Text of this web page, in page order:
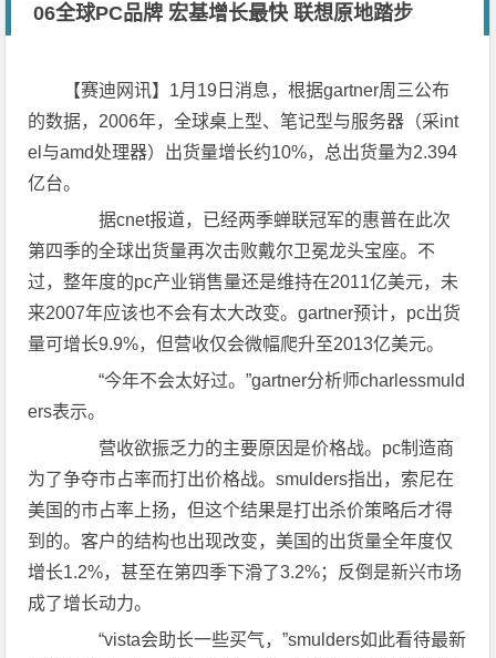
06全球PC品牌 宏基增长最快 联想原地踏步
【赛迪网讯】1月19日消息，根据gartner周三公布
的数据，2006年，全球桌上型、笔记型与服务器（采int
el与amd处理器）出货量增长约10%，总出货量为2.394
亿台。
据cnet报道，已经两季蝉联冠军的惠普在此次
第四季的全球出货量再次击败戴尔卫冕龙头宝座。不
过，整年度的pc产业销售量还是维持在2011亿美元，未
来2007年应该也不会有太大改变。gartner预计，pc出货
量可增长9.9%，但营收仅会微幅爬升至2013亿美元。
“今年不会太好过。”gartner分析师charlessmuld
ers表示。
营收欲振乏力的主要原因是价格战。pc制造商
为了争夺市占率而打出价格战。smulders指出，索尼在
美国的市占率上扬，但这个结果是打出杀价策略后才得
到的。客户的结构也出现改变，美国的出货量全年度仅
增长1.2%，甚至在第四季下滑了3.2%；反倒是新兴市场
成了增长动力。
“vista会助长一些买气，”smulders如此看待最新